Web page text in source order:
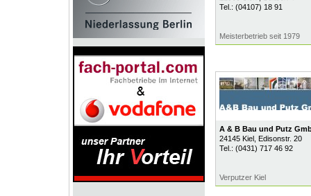
Tel.: (04107) 18 91
Meisterbetrieb seit 1979
A & B Bau und Putz
24145 Kiel, Edisonstr. 20
Tel.: (0431) 717 46 92
Verputzer Kiel